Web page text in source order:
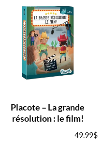
ancien
Placote – La grande
résolution : le film!
49.99$